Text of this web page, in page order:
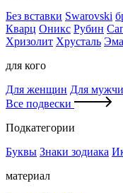
Без вставки Swarovski
Кварц Оникс Рубин
Хризолит Хрусталь
для кого
Для женщин Для
Все подвески
Подкатегории
Буквы Знаки зодиака
материал